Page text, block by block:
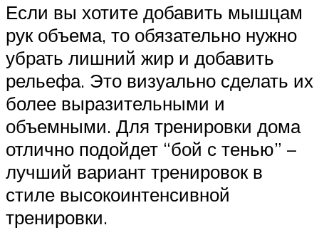
Если вы хотите добавить мышцам
рук объема, то обязательно нужно
убрать лишний жир и добавить
рельефа. Это визуально сделать их
более выразительными и
объемными. Для тренировки дома
отлично подойдет “бой с тенью” –
лучший вариант тренировок в
стиле высокоинтенсивной
тренировки.